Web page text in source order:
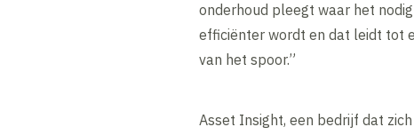
onderhoud pleegt waar het
efficiënter wordt en dat leidt tot
van het spoor.”
Asset Insight, een bedrijf dat